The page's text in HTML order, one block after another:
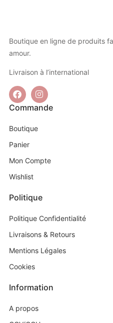
Boutique en ligne de produits
amour.
Livraison à l’international
Commande
Boutique
Panier
Mon Compte
Wishlist
Politique
Politique Confidentialité
Livraisons & Retours
Mentions Légales
Cookies
Information
A propos